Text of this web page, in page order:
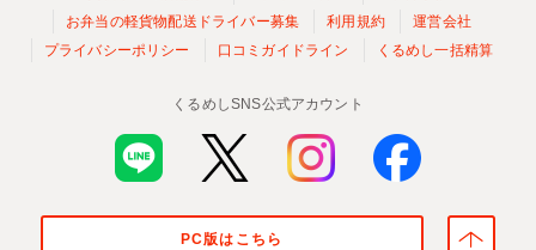
お弁当の軽貨物配送ドライバー募集
利用規約
運営会社
プライバシーポリシー
口コミガイドライン くるめし一括精算
くるめしSNS公式アカウント
PC版はこちら